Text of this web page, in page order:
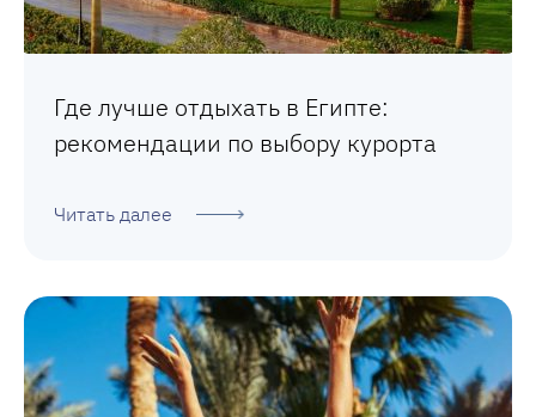
Где лучше отдыхать в Египте:
рекомендации по выбору курорта
Читать далее